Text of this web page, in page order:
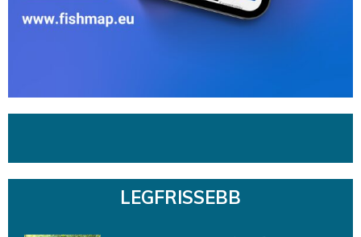
LEGFRISSEBB